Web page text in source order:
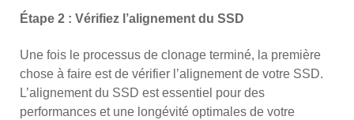
Étape 2 : Vérifiez l’alignement du SSD
Une fois le processus de clonage terminé, la première
chose à faire est de vérifier l’alignement de votre SSD.
L’alignement du SSD est essentiel pour des
performances et une longévité optimales de votre